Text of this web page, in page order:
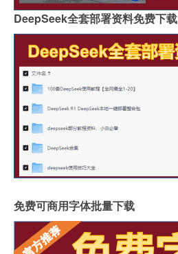
DeepSeek全套部署资料免费下载
免费可商用字体批量下载